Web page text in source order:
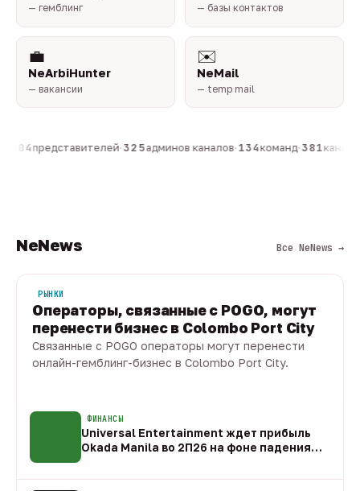
— гемблинг — базы контактов
💼
NeArbiHunter
— вакансии
✉️
NeMail
— temp mail
804представителей·325админов каналов·134команд·381
NeNews Все NeNews →
РЫНКИ
Операторы, связанные с POGO, могут
перенести бизнес в Colombo Port City
Связанные с POGO операторы могут перенести
онлайн-гемблинг-бизнес в Colombo Port City.
ФИНАНСЫ
Universal Entertainment ждет прибыль
Okada Manila во 2П26 на фоне падения